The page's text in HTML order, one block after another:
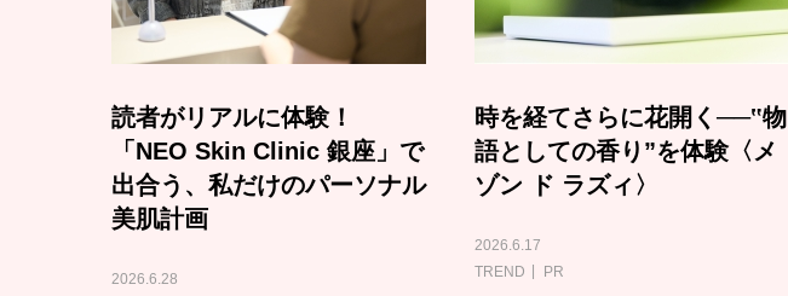
読者がリアルに体験！
「NEO Skin Clinic 銀座」で
出合う、私だけのパーソナル
美肌計画
2026.6.28
時を経てさらに花開く──‟物
語としての香り”を体験〈メ
ゾン ド ラズィ〉
2026.6.17
TREND
PR